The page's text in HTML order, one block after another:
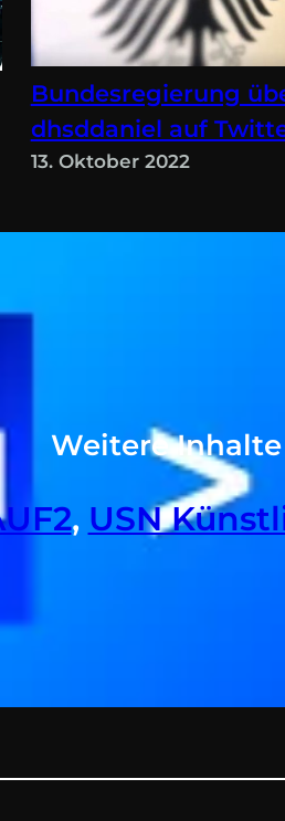
Bundesregierung
dhsddaniel auf
13. Oktober 2022
Weitere
, USN